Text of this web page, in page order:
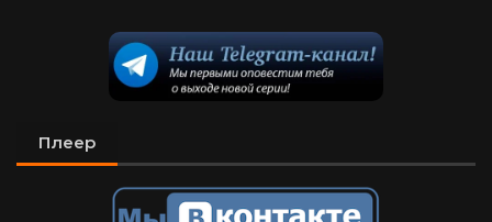
Плеер